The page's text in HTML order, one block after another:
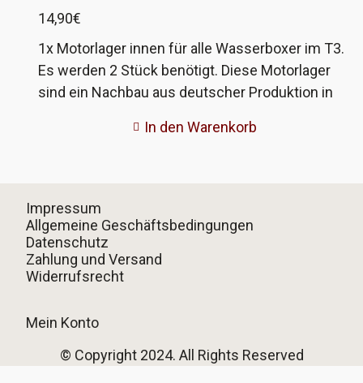
14,90€
1x Motorlager innen für alle Wasserboxer im T3.
Es werden 2 Stück benötigt. Diese Motorlager
sind ein Nachbau aus deutscher Produktion in
ein paar Abstriche machen, aber die Lager sieht
In den Warenkorb
Impressum
Allgemeine Geschäftsbedingungen
Datenschutz
Zahlung und Versand
Widerrufsrecht
Mein Konto
© Copyright 2024. All Rights Reserved